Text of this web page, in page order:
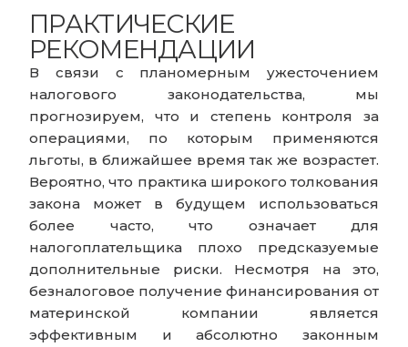
ПРАКТИЧЕСКИЕ
РЕКОМЕНДАЦИИ
В связи с планомерным ужесточением
налогового законодательства, мы
прогнозируем, что и степень контроля за
операциями, по которым применяются
льготы, в ближайшее время так же возрастет.
Вероятно, что практика широкого толкования
закона может в будущем использоваться
более часто, что означает для
налогоплательщика плохо предсказуемые
дополнительные риски. Несмотря на это,
безналоговое получение финансирования от
материнской компании является
эффективным и абсолютно законным